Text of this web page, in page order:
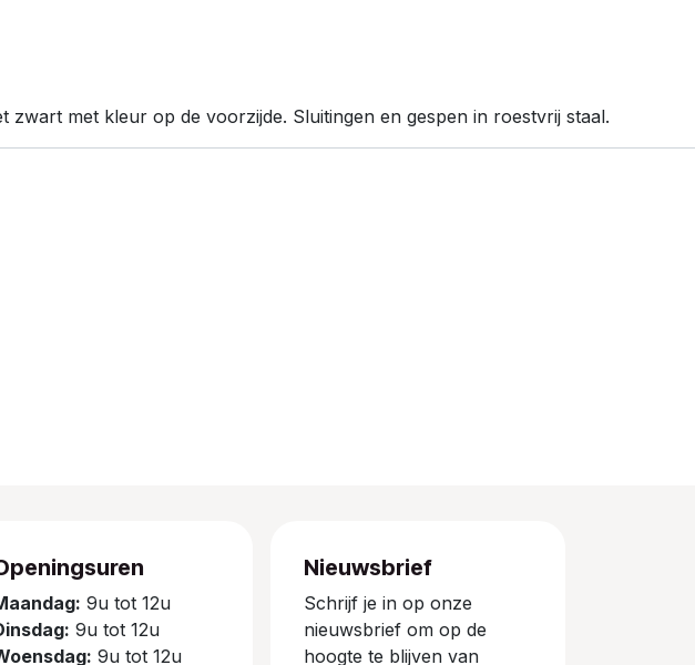
met kleur op de voorzijde. Sluitingen en gespen in roestvrij staal.
9u tot 12u
9u tot 12u
9u tot 12u
Nieuwsbrief
Schrijf je in op onze
nieuwsbrief om op de
hoogte te blijven van